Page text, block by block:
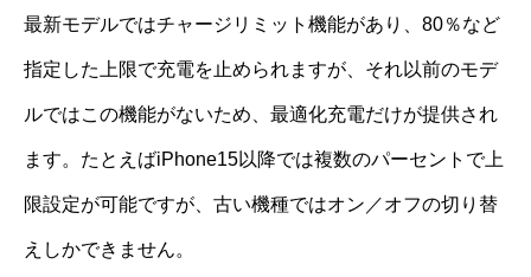
最新モデルではチャージリミット機能があり、80％など
指定した上限で充電を止められますが、それ以前のモデ
ルではこの機能がないため、最適化充電だけが提供され
ます。たとえばiPhone15以降では複数のパーセントで上
限設定が可能ですが、古い機種ではオン／オフの切り替
えしかできません。